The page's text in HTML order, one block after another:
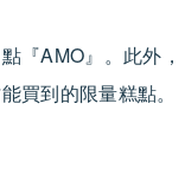
『AMO』。此外，
買到的限量糕點。